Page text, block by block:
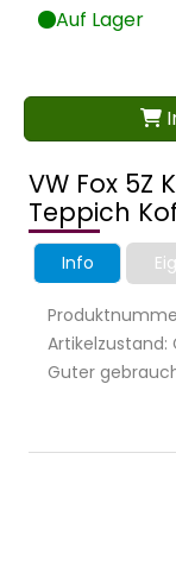
VW Fox
Teppich
Info
Artikelzustand:
Guter
Auf Lager